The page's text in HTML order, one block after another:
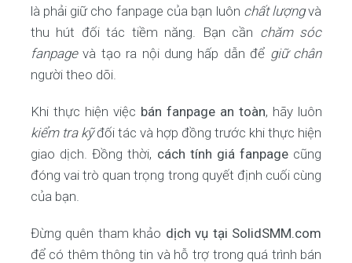
là phải giữ cho fanpage của bạn luôn chất lượngvà
thu hút đối tác tiềm năng. Bạn cần chăm sóc
fanpagevà tạo ra nội dung hấp dẫn để giữ chân
người theo dõi.
Khi thực hiện việc bán fanpage an toàn, hãy luôn
kiểm tra kỹđối tác và hợp đồng trước khi thực hiện
giao dịch. Đồng thời, cách tính giá fanpage cũng
đóng vai trò quan trọng trong quyết định cuối cùng
của bạn.
Đừng quên tham khảo dịch vụ tại SolidSMM.com
để có thêm thông tin và hỗ trợ trong quá trình bán